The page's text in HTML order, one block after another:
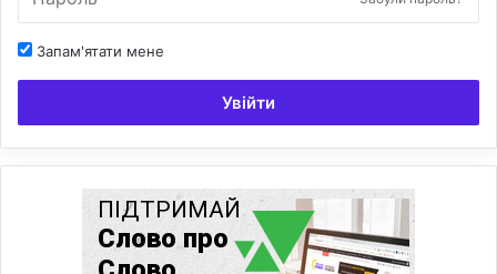
Запам'ятати мене
Увійти